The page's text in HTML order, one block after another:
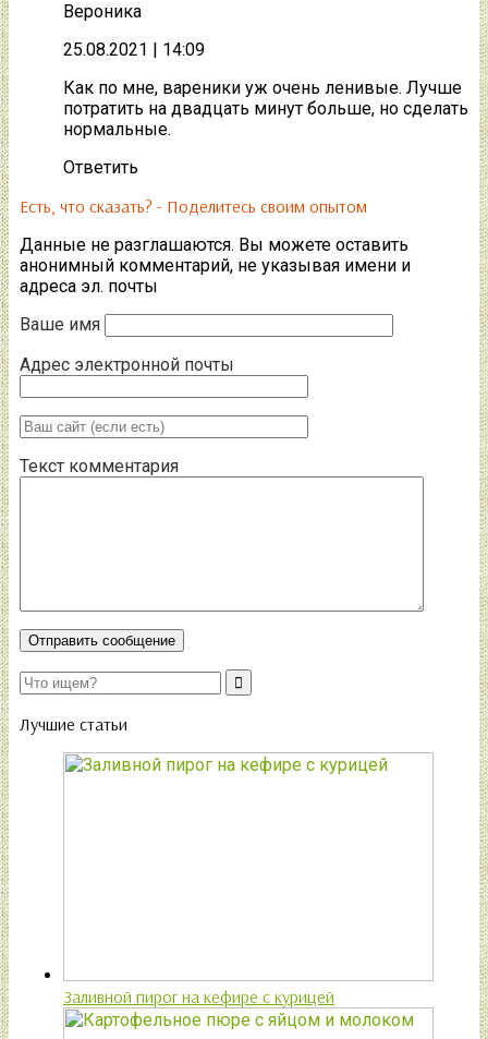
Вероника
25.08.2021 | 14:09
Как по мне, вареники уж очень ленивые. Лучше
потратить на двадцать минут больше, но сделать
нормальные.
Ответить
Есть, что сказать? - Поделитесь своим опытом
Данные не разглашаются. Вы можете оставить
анонимный комментарий, не указывая имени и
адреса эл. почты
Ваше имя
Адрес электронной почты
Текст комментария
Лучшие статьи
Заливной пирог на кефире с курицей